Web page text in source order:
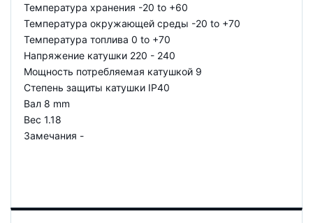
Температура хранения -20 to +60
Температура окружающей среды -20 to +70
Температура топлива 0 to +70
Напряжение катушки 220 - 240
Мощность потребляемая катушкой 9
Степень защиты катушки IP40
Вал 8 mm
Вес 1.18
Замечания -